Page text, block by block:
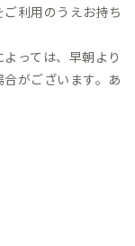
利用のうえお持ち
っては、早朝より
がございます。あ